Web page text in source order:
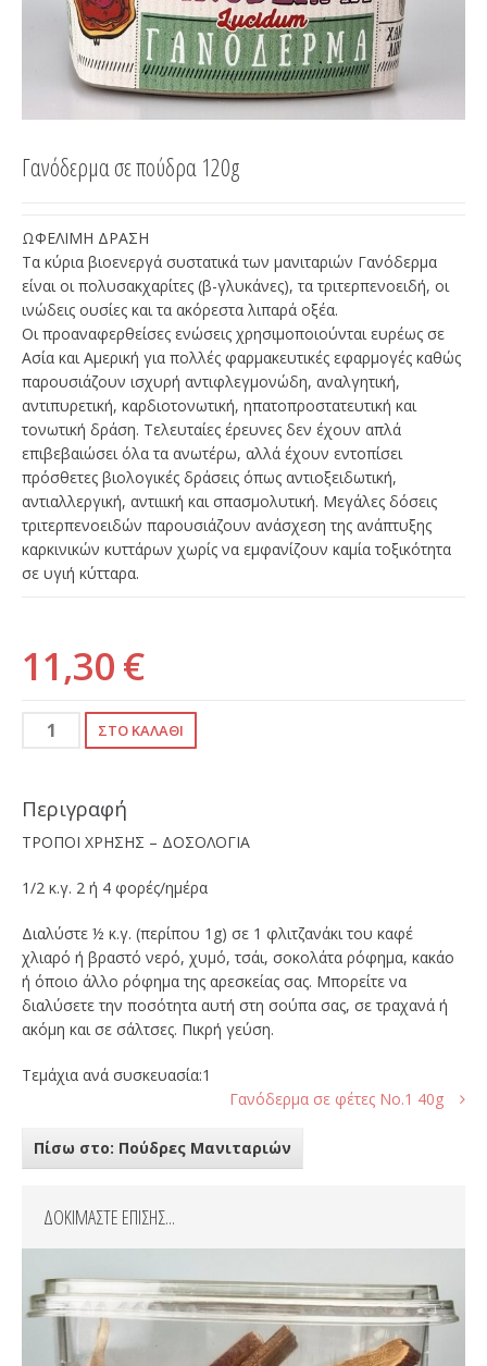
Γανόδερμα σε πούδρα 120g
ΩΦΕΛΙΜΗ ΔΡΑΣΗ
Τα κύρια βιοενεργά συστατικά των μανιταριών Γανόδερμα
είναι οι πολυσακχαρίτες (β-γλυκάνες), τα τριτερπενοειδή, οι
ινώδεις ουσίες και τα ακόρεστα λιπαρά οξέα.
Οι προαναφερθείσες ενώσεις χρησιμοποιούνται ευρέως σε
Ασία και Αμερική για πολλές φαρμακευτικές εφαρμογές καθώς
παρουσιάζουν ισχυρή αντιφλεγμονώδη, αναλγητική,
αντιπυρετική, καρδιοτονωτική, ηπατοπροστατευτική και
τονωτική δράση. Τελευταίες έρευνες δεν έχουν απλά
επιβεβαιώσει όλα τα ανωτέρω, αλλά έχουν εντοπίσει
πρόσθετες βιολογικές δράσεις όπως αντιοξειδωτική,
αντιαλλεργική, αντιιική και σπασμολυτική. Μεγάλες δόσεις
τριτερπενοειδών παρουσιάζουν ανάσχεση της ανάπτυξης
καρκινικών κυττάρων χωρίς να εμφανίζουν καμία τοξικότητα
σε υγιή κύτταρα.
11,30 €
Περιγραφή
ΤΡΟΠΟΙ ΧΡΗΣΗΣ – ΔΟΣΟΛΟΓΙΑ
1/2 κ.γ. 2 ή 4 φορές/ημέρα
Διαλύστε ½ κ.γ. (περίπου 1g) σε 1 φλιτζανάκι του καφέ
χλιαρό ή βραστό νερό, χυμό, τσάι, σοκολάτα ρόφημα, κακάο
ή όποιο άλλο ρόφημα της αρεσκείας σας. Μπορείτε να
διαλύσετε την ποσότητα αυτή στη σούπα σας, σε τραχανά ή
ακόμη και σε σάλτσες. Πικρή γεύση.
Τεμάχια ανά συσκευασία:1
Γανόδερμα σε φέτες Νο.1 40g
Πίσω στο: Πούδρες Μανιταριών
ΔΟΚΙΜΑΣΤΕ ΕΠΙΣΗΣ...